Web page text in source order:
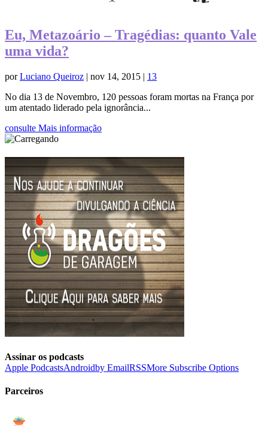
Eu, Metazoário – Tragédias: quanto Vale
uma vida?
porLuciano Queiroz | nov 14, 2015 | 13
No dia 13 de Novembro, 120 pessoas foram mortas na França por
um atentado liderado pela ignorância...
consulte Mais informação
Assinar os podcasts
Apple PodcastsAndroidby EmailRSSMore Subscribe Options
Parceiros